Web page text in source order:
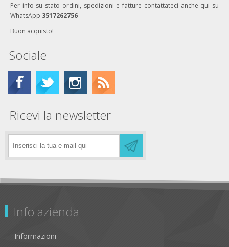
Per info su stato ordini, spedizioni e fatture contattateci anche qui su
WhatsApp 3517262756
Buon acquisto!
Sociale
Ricevi la newsletter
Info azienda
Informazioni